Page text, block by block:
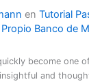
en Tutorial
Banco de
become one
and